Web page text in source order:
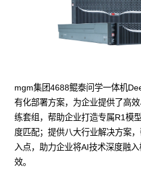
mgm集团4688鲲泰问学一体机
有化部署方案，为企业提供了高
练套组，帮助企业打造专属R1模
度匹配；提供八大行业解决方案
入点，助力企业将AI技术深度融
效。